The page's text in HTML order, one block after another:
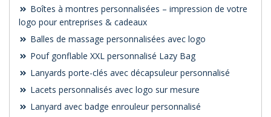
Boîtes à montres personnalisées – impression de votre
logo pour entreprises & cadeaux
Balles de massage personnalisées avec logo
Pouf gonflable XXL personnalisé Lazy Bag
Lanyards porte-clés avec décapsuleur personnalisé
Lacets personnalisés avec logo sur mesure
Lanyard avec badge enrouleur personnalisé